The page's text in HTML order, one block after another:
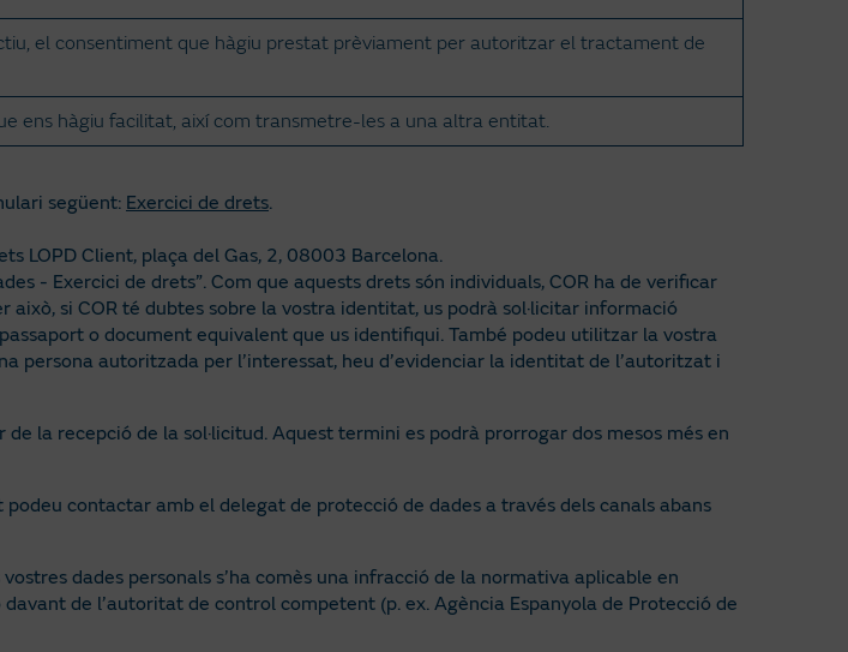
el consentiment que hàgiu prestat prèviament per autoritzar el tractament de
ens hàgiu facilitat, així com transmetre-les a una altra entitat.
següent: Exercici de drets.
LOPD Client, plaça del Gas, 2, 08003 Barcelona.
- Exercici de drets”. Com que aquests drets són individuals, COR ha de verificar
si COR té dubtes sobre la vostra identitat, us podrà sol·licitar informació
o document equivalent que us identifiqui. També podeu utilitzar la vostra
persona autoritzada per l’interessat, heu d’evidenciar la identitat de l’autoritzat i
la recepció de la sol·licitud. Aquest termini es podrà prorrogar dos mesos més en
contactar amb el delegat de protecció de dades a través dels canals abans
dades personals s’ha comès una infracció de la normativa aplicable en
de l’autoritat de control competent (p. ex. Agència Espanyola de Protecció de